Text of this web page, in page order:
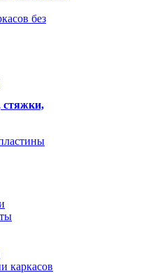
без
стяжки,
каркасов